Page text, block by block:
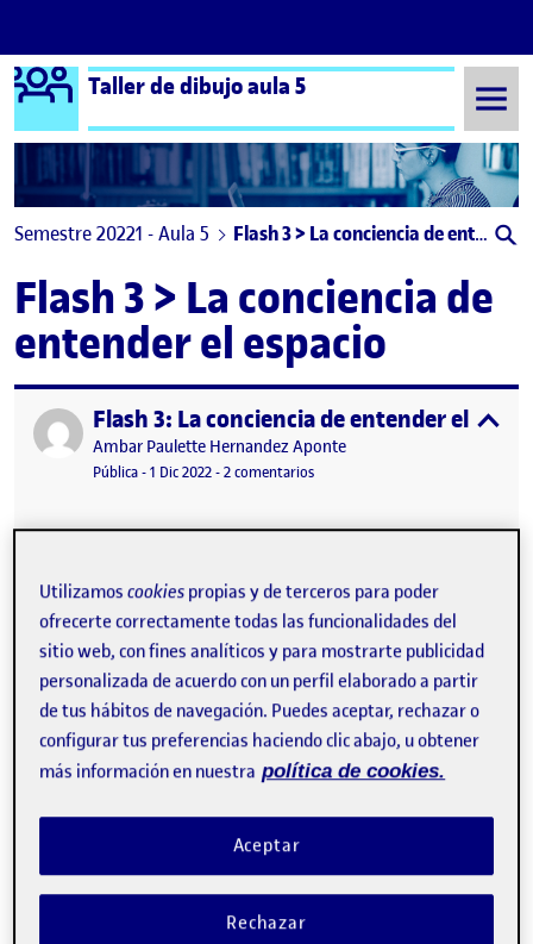
Saltar al contenido
Logo Ágora
Taller de dibujo aula 5
Semestre 20221 - Aula 5 Flash 3 > La conciencia de entender el espacio
Flash 3 > La conciencia de
entender el espacio
Publicado porFlash 3: La conciencia de entender el
Publicado por
Ambar Paulette Hernandez Aponte
Visibilidad:
Pública-Fecha de publicación
1 Dic 20221 diciembre, 2022 10:15 pm
-2 comentariosen Flash 3: La conciencia de
¡Hola a todos! En mi búsqueda de la imagen de revista,
me centré en buscar los puntos de fuga más claros
mezclado con una estética de mi gusto y lo conseguí.
Para el fotograma de película, busqué en internet
directamente «Fotogramas de orgullo y prejuicio», una
de mis pelis favoritas y de ahí escogí una imagen con
una perspectiva diferente al de la imagen de revista, la
imprimí en escala de grises en un folio de papel
reciclado. Por último, fui a una de mis ventanas con una
Utilizamoscookies propias y de terceros para poder
ofrecerte correctamente todas las funcionalidades del
sitio web, con fines analíticos y para mostrarte publicidad
personalizada de acuerdo con un perfil elaborado a partir
de tus hábitos de navegación. Puedes aceptar, rechazar o
configurar tus preferencias haciendo clic abajo, u obtener
más información en nuestra política de cookies.
Rechazar
Aceptar